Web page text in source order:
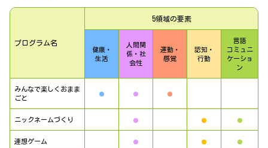
プログラム名
5領域の要素
健康・
生活
人間関
係・社
会性
運動・
感覚
認知・
行動
言語
コミュニ
ケーショ
ン
みんなで楽しくおまま
ごと
ニックネームづくり
連想ゲーム